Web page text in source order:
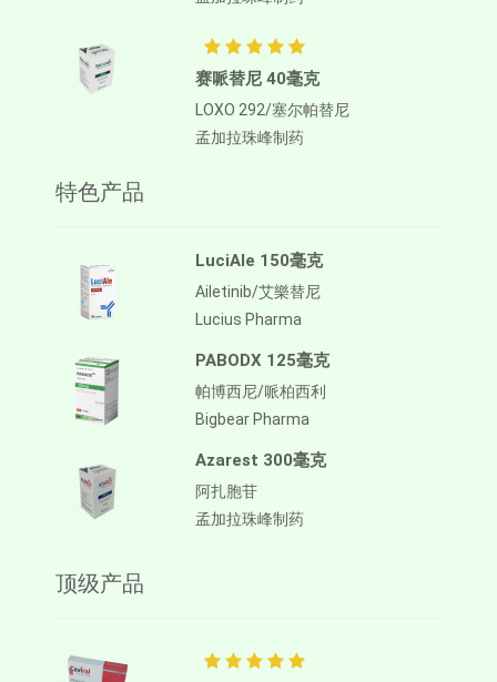
赛哌替尼 40毫克
LOXO 292/塞尔帕替尼
孟加拉珠峰制药
特色产品
LuciAle 150毫克
Ailetinib/艾樂替尼
Lucius Pharma
PABODX 125毫克
帕博西尼/哌柏西利
Bigbear Pharma
Azarest 300毫克
阿扎胞苷
孟加拉珠峰制药
顶级产品